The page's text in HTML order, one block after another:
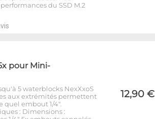
du SSD M.2
pour Mini-
5 waterblocks NexXxoS
aux extrémités permettent
embout 1/4".
: Dimensions :
12,90 €